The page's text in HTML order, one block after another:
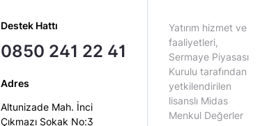
Destek Hattı
0850 241 22 41
Adres
Altunizade Mah. İnci
Çıkmazı Sokak No:3
Yatırım hizmet ve
faaliyetleri,
Sermaye Piyasası
Kurulu tarafından
yetkilendirilen
lisanslı Midas
Menkul Değerler